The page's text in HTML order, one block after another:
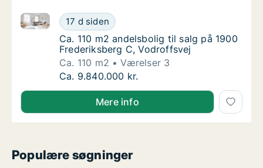
Ca. 110 m2 andelsbolig til salg på 1900
17 d siden
Ca. 110 m2 andelsbolig til salg på 1900
Ca. 110 m2 andelsbolig til salg på 1900
Ca. 110 m2 andelsbolig til salg på 1900
Frederiksberg C, Vodroffsvej
Ca. 110 m2
Værelser 3
Ca. 110 m2 andelsbolig til salg på 1900
Ca. 9.840.000 kr.
Mere info
Populære søgninger